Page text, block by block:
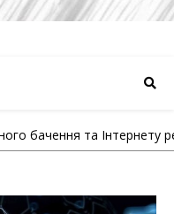
бачення та Інтернету